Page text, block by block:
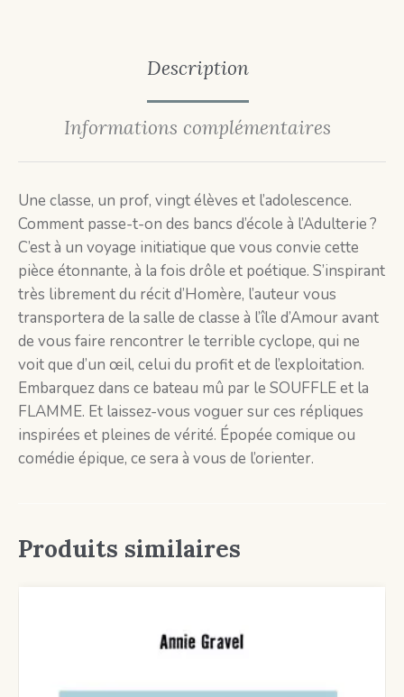
Description
Informations complémentaires
Une classe, un prof, vingt élèves et l’adolescence.
Comment passe-t-on des bancs d’école à l’Adulterie ?
C’est à un voyage initiatique que vous convie cette
pièce étonnante, à la fois drôle et poétique. S’inspirant
très librement du récit d’Homère, l’auteur vous
transportera de la salle de classe à l’île d’Amour avant
de vous faire rencontrer le terrible cyclope, qui ne
voit que d’un œil, celui du profit et de l’exploitation.
Embarquez dans ce bateau mû par le SOUFFLE et la
FLAMME. Et laissez-vous voguer sur ces répliques
inspirées et pleines de vérité. Épopée comique ou
comédie épique, ce sera à vous de l’orienter.
Produits similaires